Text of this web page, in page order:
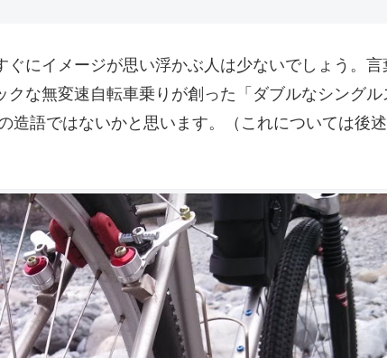
ぐにイメージが思い浮かぶ人は少ないでしょう。
な無変速自転車乗りが創った「ダブルなシングル
造語ではないかと思います。（これについては後